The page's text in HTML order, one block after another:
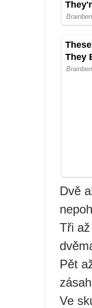
Dvě
Tři
Pět
Ve